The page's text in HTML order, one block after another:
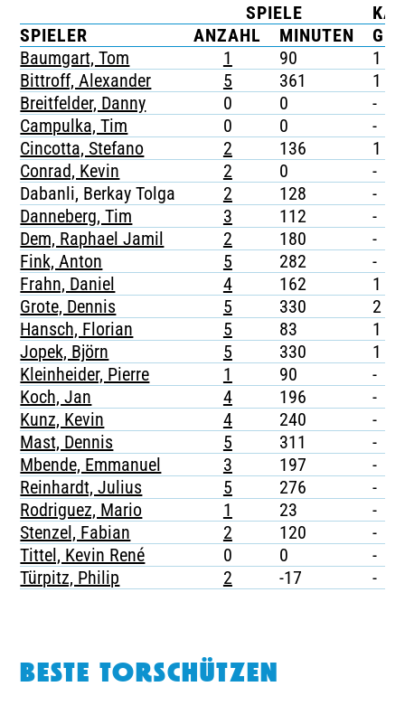
TICKETING
SPIELE
SPIELER
ANZAHL MINUTEN G
Baumgart, Tom
1 90 1
Bittroff, Alexander
5 361 1
Breitfelder, Danny
0 0 -
Campulka, Tim
0 0 -
Cincotta, Stefano
2 136 1
Conrad, Kevin
2 0 -
Dabanli, Berkay Tolga
2 128 -
Danneberg, Tim
3 112 -
Dem, Raphael Jamil
2 180 -
Fink, Anton
5 282 -
Frahn, Daniel
4 162 1
Grote, Dennis
5 330 2
Hansch, Florian
5 83 1
Jopek, Björn
5 330 1
Kleinheider, Pierre
1 90 -
Koch, Jan
4 196 -
Kunz, Kevin
4 240 -
Mast, Dennis
5 311 -
Mbende, Emmanuel
3 197 -
Reinhardt, Julius
5 276 -
Rodriguez, Mario
1 23 -
Stenzel, Fabian
2 120 -
Tittel, Kevin René
0 0 -
Türpitz, Philip
2 -17 -
BESTE TORSCHÜTZEN